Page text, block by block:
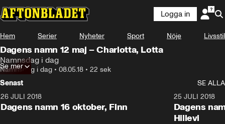
Logga in
Hem Serier Nyheter Sport Nöje Livsstil
Dagens namn 12 maj – Charlotta, Lotta
Namnsdag i dag
Namnsdag i dag • 08.05.18 • 22 sek
Se mer
Senast
SE ALLA
26 JULI 2018
Dagens namn 16 oktober, Finn
25 JULI 2018
Dagens
Hillevi